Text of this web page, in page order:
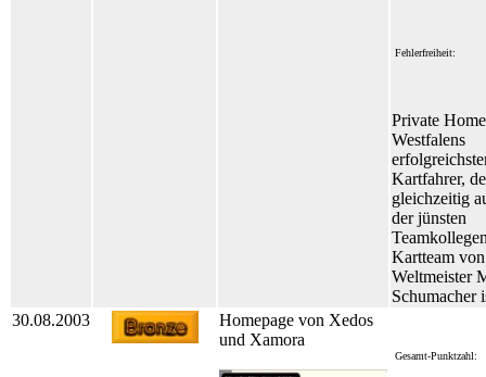
Fehlerfreiheit:
Private
Westfalens
Kartfahrer,
gleichzeitig
der jünsten
Kartteam
Weltmeister
Schumacher
30.08.2003
Homepage von Xedos
und Xamora
Gesamt-Punktzahl: